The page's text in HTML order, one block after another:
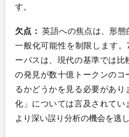
す。
欠点： 英語への焦点は、形
一般化可能性を制限します
ーパスは、現代の基準では比
の発見が数十億トークンのコ
るかどうかを見る必要があり
化」については言及されてい
より深い誤り分析の機会を逃